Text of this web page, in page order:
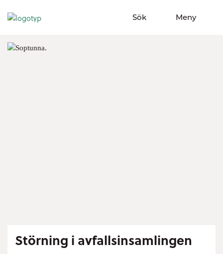
Sök
Visa sökfält Meny
Visa meny
Störning i avfallsinsamlingen